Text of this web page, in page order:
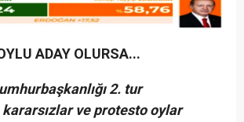
ADAY OLURSA...
2. tur
ve protesto oylar